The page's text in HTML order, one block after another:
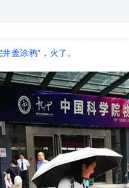
盖涂鸦”，火了。